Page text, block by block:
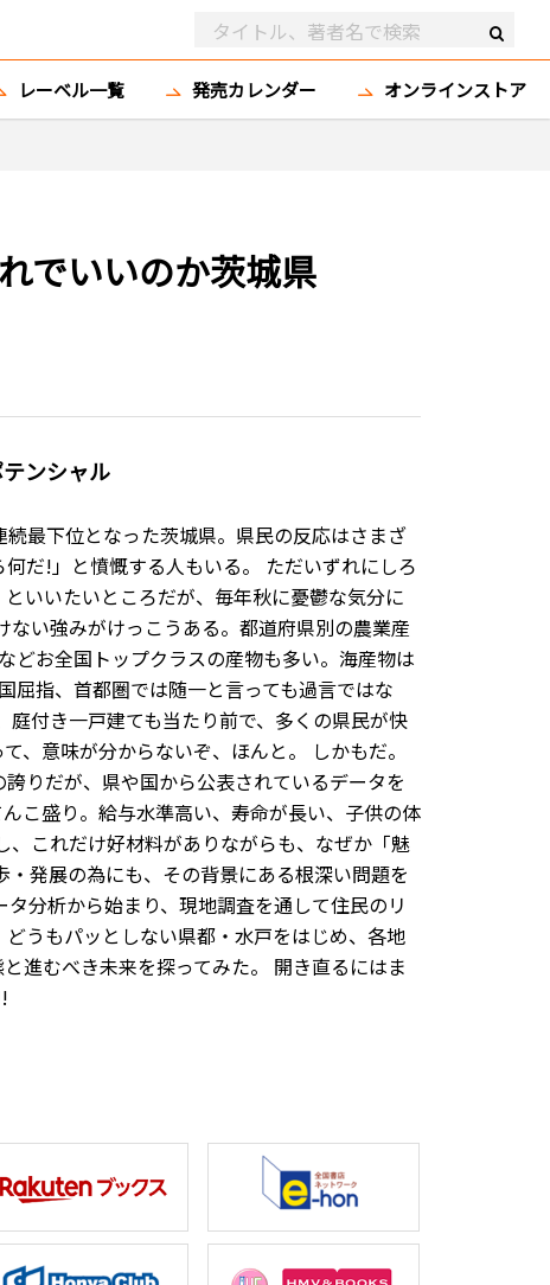
レーベル一覧 発売カレンダー オンラインストア
でいいのか茨城県
ンシャル
最下位となった茨城県。県民の反応はさまざ
だ!」と憤慨する人もいる。 ただいずれにしろ
いいたいところだが、毎年秋に憂鬱な気分に
い強みがけっこうある。都道府県別の農業産
どお全国トップクラスの産物も多い。海産物は
屈指、首都圏では随一と言っても過言ではな
付き一戸建ても当たり前で、多くの県民が快
、意味が分からないぞ、ほんと。 しかもだ。
りだが、県や国から公表されているデータを
こ盛り。給与水準高い、寿命が長い、子供の体
これだけ好材料がありながらも、なぜか「魅
発展の為にも、その背景にある根深い問題を
分析から始まり、現地調査を通して住民のリ
うもパッとしない県都・水戸をはじめ、各地
進むべき未来を探ってみた。 開き直るにはま